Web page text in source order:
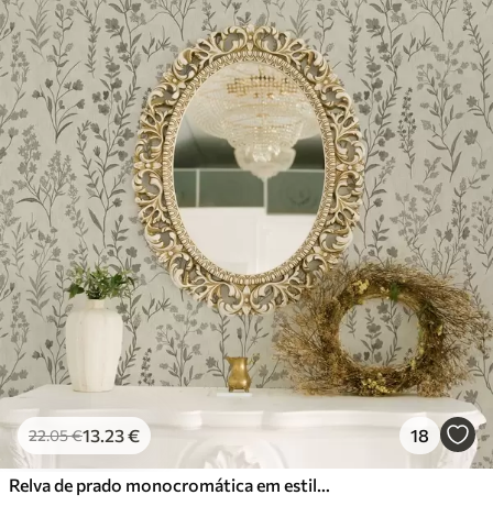
22.05€13.23€ 18
Relva de prado monocromática em estilo vintage